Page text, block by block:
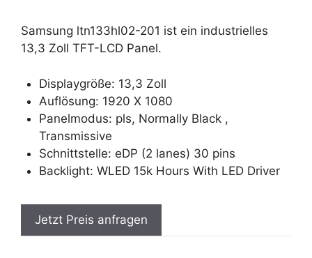
Samsung ltn133hl02-201 ist ein industrielles
13,3 Zoll TFT-LCD Panel.
Displaygröße: 13,3 Zoll
Auflösung: 1920 X 1080
Panelmodus: pls, Normally Black ,
Transmissive
Schnittstelle: eDP (2 lanes) 30 pins
Backlight: WLED 15k Hours With LED Driver
Jetzt Preis anfragen